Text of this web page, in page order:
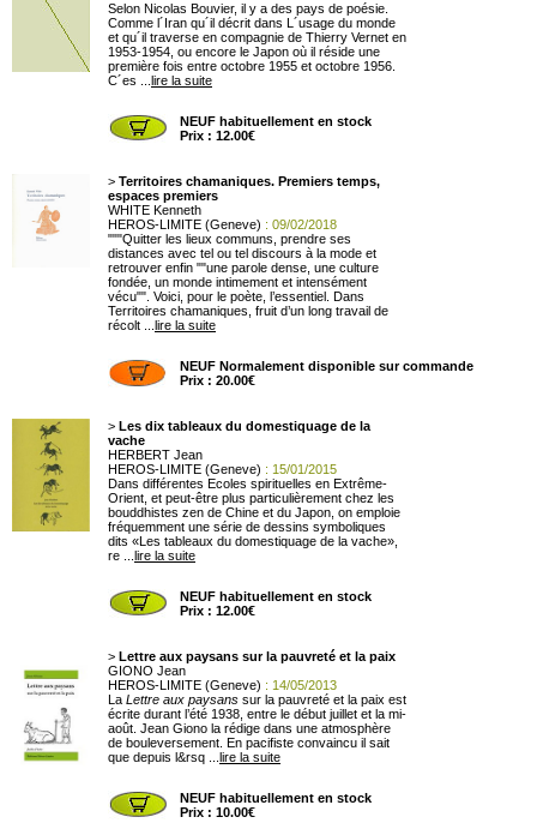
Selon Nicolas Bouvier, il y a des pays de poésie.
Comme l´Iran qu´il décrit dans L´usage du monde
et qu´il traverse en compagnie de Thierry Vernet en
1953-1954, ou encore le Japon où il réside une
première fois entre octobre 1955 et octobre 1956.
C´es ... lire la suite
NEUF habituellement en stock
Prix : 12.00€
> Territoires chamaniques. Premiers temps,
espaces premiers
WHITE Kenneth
HEROS-LIMITE (Geneve) : 09/02/2018
"""Quitter les lieux communs, prendre ses
distances avec tel ou tel discours à la mode et
retrouver enfin ""une parole dense, une culture
fondée, un monde intimement et intensément
vécu"". Voici, pour le poète, l’essentiel. Dans
Territoires chamaniques, fruit d’un long travail de
récolt ... lire la suite
NEUF Normalement disponible sur commande
Prix : 20.00€
> Les dix tableaux du domestiquage de la
vache
HERBERT Jean
HEROS-LIMITE (Geneve) : 15/01/2015
Dans différentes Ecoles spirituelles en Extrême-
Orient, et peut-être plus particulièrement chez les
bouddhistes zen de Chine et du Japon, on emploie
fréquemment une série de dessins symboliques
dits «Les tableaux du domestiquage de la vache»,
re ... lire la suite
NEUF habituellement en stock
Prix : 12.00€
> Lettre aux paysans sur la pauvreté et la paix
GIONO Jean
HEROS-LIMITE (Geneve) : 14/05/2013
La Lettre aux paysans sur la pauvreté et la paix est
écrite durant l’été 1938, entre le début juillet et la mi-
août. Jean Giono la rédige dans une atmosphère
de bouleversement. En pacifiste convaincu il sait
que depuis l&rsq ... lire la suite
NEUF habituellement en stock
Prix : 10.00€